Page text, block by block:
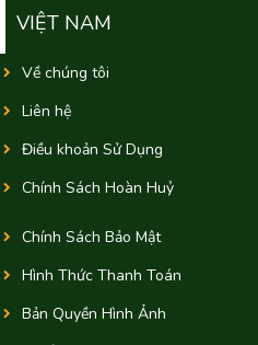
VIỆT NAM
Về chúng tôi
Liên hệ
Điều khoản Sử Dụng
Chính Sách Hoàn Huỷ
Chính Sách Bảo Mật
Hình Thức Thanh Toán
Bản Quyền Hình Ảnh